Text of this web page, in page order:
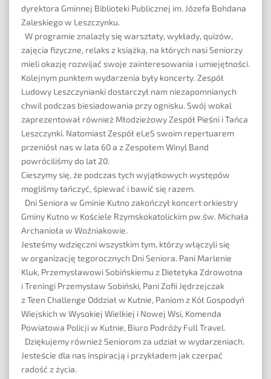
dyrektora Gminnej Biblioteki Publicznej im. Józefa Bohdana
Zaleskiego w Leszczynku.
W programie znalazły się warsztaty, wykłady, quizów,
zajęcia fizyczne, relaks z książką, na których nasi Seniorzy
mieli okazję rozwijać swoje zainteresowania i umiejętności.
Kolejnym punktem wydarzenia były koncerty. Zespół
Ludowy Leszczynianki dostarczył nam niezapomnianych
chwil podczas biesiadowania przy ognisku. Swój wokal
zaprezentował również Młodzieżowy Zespół Pieśni i Tańca
Leszczynki. Natomiast Zespół eLeS swoim repertuarem
przeniósł nas w lata 60 a z Zespołem Winyl Band
powróciliśmy do lat 20.
Cieszymy się, że podczas tych wyjątkowych występów
mogliśmy tańczyć, śpiewać i bawić się razem.
Dni Seniora w Gminie Kutno zakończył koncert orkiestry
Gminy Kutno w Kościele Rzymskokatolickim pw.św. Michała
Archanioła w Woźniakowie.
Jesteśmy wdzięczni wszystkim tym, którzy włączyli się
w organizację tegorocznych Dni Seniora. Pani Marlenie
Kluk, Przemysławowi Sobińskiemu z Dietetyka Zdrowotna
i Treningi Przemysław Sobiński, Pani Zofii Jędrzejczak
zTeen Challenge Oddział w Kutnie, Paniom z Kół Gospodyń
Wiejskich w Wysokiej Wielkiej i Nowej Wsi, Komenda
Powiatowa Policji w Kutnie, Biuro Podróży Full Travel.
Dziękujemy również Seniorom za udział w wydarzeniach.
Jesteście dla nas inspiracją i przykładem jak czerpać
radość z życia.